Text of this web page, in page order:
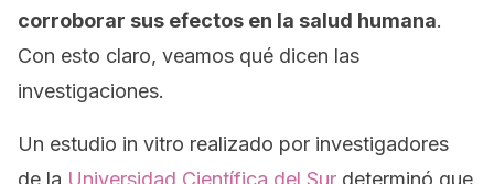
corroborar sus efectos en la salud humana.
Con esto claro, veamos qué dicen las
investigaciones.
Un estudio in vitro realizado por investigadores
de la Universidad Científica del Sur determinó que